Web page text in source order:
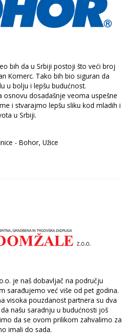
bih da u Srbiji postoji što veći broj
Komerc. Tako bih bio siguran da
u bolju i lepšu budućnost.
osnovu dosadašnje veoma uspešne
i stvarajmo lepšu sliku kod mladih i
u Srbiji.
- Bohor, Užice
je naš dobavljač na području
sarađujemo već više od pet godina.
visoka pouzdanost partnera su dva
našu saradnju u budućnosti još
da se ovom prilikom zahvalimo za
imali do sada.